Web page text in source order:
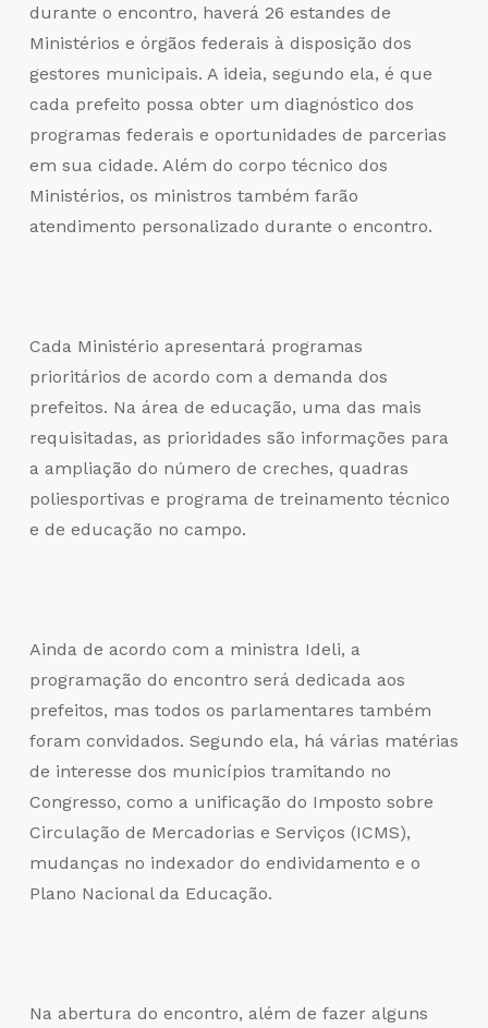
durante o encontro, haverá 26 estandes de
Ministérios e órgãos federais à disposição dos
gestores municipais. A ideia, segundo ela, é que
cada prefeito possa obter um diagnóstico dos
programas federais e oportunidades de parcerias
em sua cidade. Além do corpo técnico dos
Ministérios, os ministros também farão
atendimento personalizado durante o encontro.
Cada Ministério apresentará programas
prioritários de acordo com a demanda dos
prefeitos. Na área de educação, uma das mais
requisitadas, as prioridades são informações para
a ampliação do número de creches, quadras
poliesportivas e programa de treinamento técnico
e de educação no campo.
Ainda de acordo com a ministra Ideli, a
programação do encontro será dedicada aos
prefeitos, mas todos os parlamentares também
foram convidados. Segundo ela, há várias matérias
de interesse dos municípios tramitando no
Congresso, como a unificação do Imposto sobre
Circulação de Mercadorias e Serviços (ICMS),
mudanças no indexador do endividamento e o
Plano Nacional da Educação.
Na abertura do encontro, além de fazer alguns